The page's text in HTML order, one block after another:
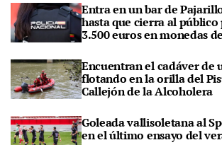
Entra en un bar de
hasta que cierra al público
3.500 euros en monedas
Encuentran el cadáver de
flotando en la orilla del
Callejón de la Alcoholera
Goleada vallisoletana al
en el último ensayo del